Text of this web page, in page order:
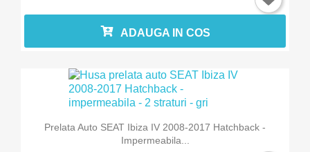
ADAUGA IN COS
Prelata Auto SEAT Ibiza IV 2008-2017 Hatchback -
Impermeabila...